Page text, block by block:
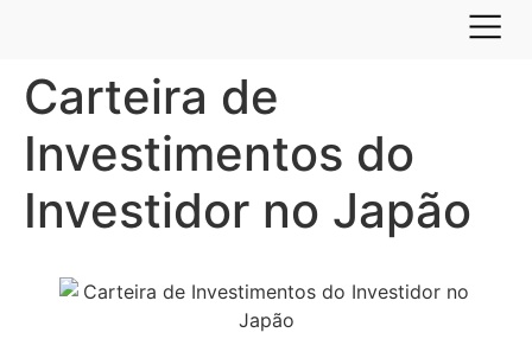
Carteira de
Investimentos do
Investidor no Japão